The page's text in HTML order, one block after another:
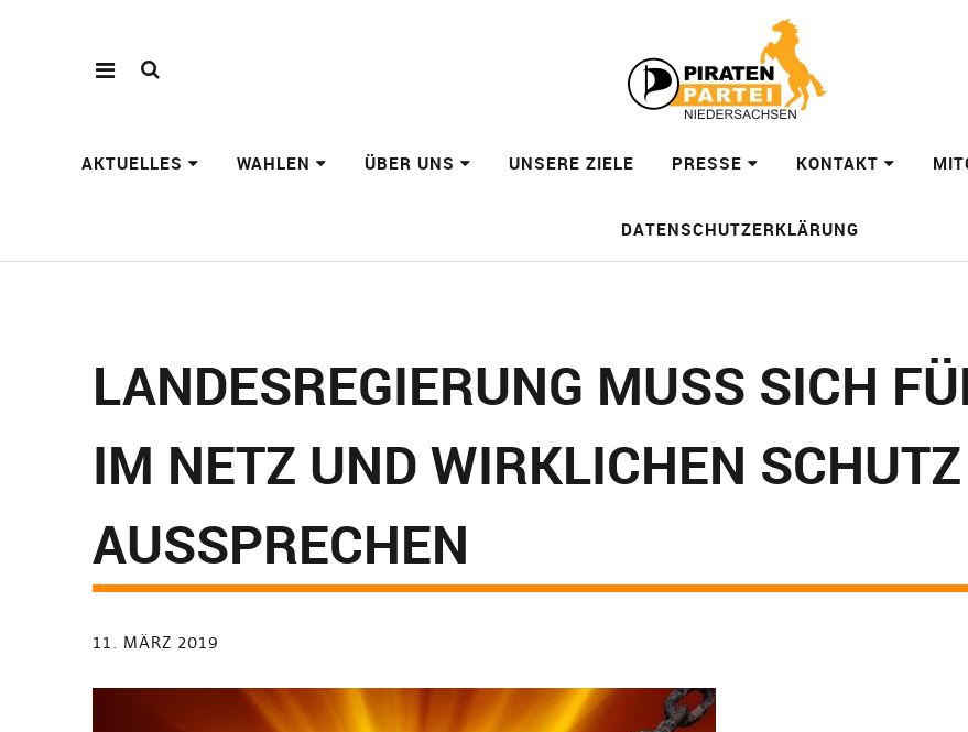
AKTUELLES WAHLEN ÜBER UNS UNSERE ZIELE PRESSE KONTAKT
DATENSCHUTZERKLÄRUNG
LANDESREGIERUNG MUSS SICH
IM NETZ UND WIRKLICHEN
AUSSPRECHEN
11. MÄRZ 2019